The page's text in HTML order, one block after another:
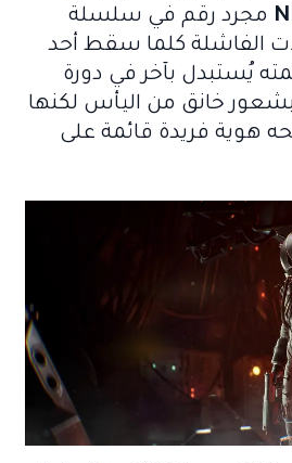
مجرد رقم في سلسلة
الفاشلة كلما سقط أحد
يُستبدل بآخر في دورة
خانق من اليأس لكنها
هوية فريدة قائمة على